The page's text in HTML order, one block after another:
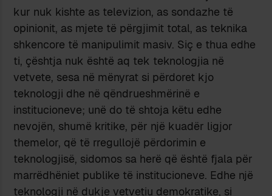
kur nuk kishte as televizion, as sondazhe të
opinionit, as mjete të përgjimit total, as teknika
shkencore të manipulimit masiv. Siç e thua edhe
ti, çështja nuk është aq tek teknologjia në
vetvete, sesa në mënyrat si përdoret kjo
teknologji dhe në qëndrueshmërinë e
institucioneve; unë do të shtoja këtu edhe
nevojën, shumë kritike, për një kuadër ligjor
themelor, që të rregullojë përdorimin e
teknologjisë, sidomos sa herë që është fjala për
marrëdhëniet publike të institucioneve. Edhe një
teknologji në dukje vetvetiu demokratike, si